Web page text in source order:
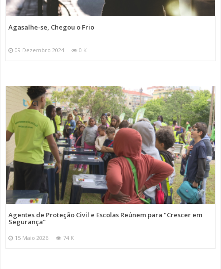
Agasalhe-se, Chegou o Frio
09 Dezembro 2024 0 K
Agentes de Proteção Civil e Escolas Reúnem para "Crescer em
Segurança"
15 Maio 2026 74 K